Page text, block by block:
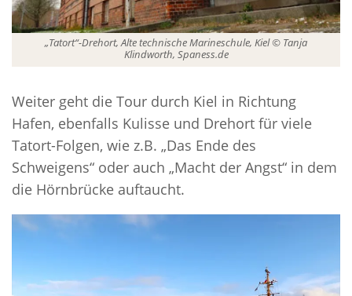
„Tatort“-Drehort, Alte technische Marineschule, Kiel © Tanja
Klindworth, Spaness.de
Weiter geht die Tour durch Kiel in Richtung
Hafen, ebenfalls Kulisse und Drehort für viele
Tatort-Folgen, wie z.B. „Das Ende des
Schweigens“ oder auch „Macht der Angst“ in dem
die Hörnbrücke auftaucht.